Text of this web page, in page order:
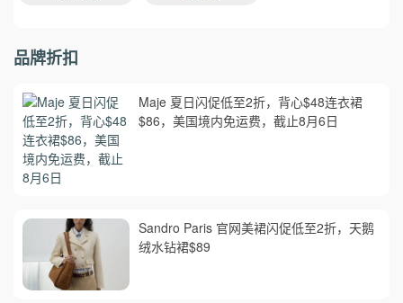
品牌折扣
Maje 夏日闪促低至2折，背心$48连衣裙
$86，美国境内免运费，截止8月6日
Sandro Paris 官网美裙闪促低至2折，天鹅
绒水钻裙$89